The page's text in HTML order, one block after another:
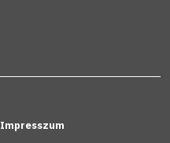
Impresszum